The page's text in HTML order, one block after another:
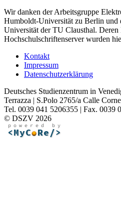
Wir danken der Arbeitsgruppe
Humboldt-Universität zu Berlin und
Universität der TU Clausthal.
Hochschulschriftenserver wurden
Kontakt
Impressum
Datenschutzerklärung
Deutsches Studienzentrum in
Terrazza | S.Polo 2765/a Calle
Tel. 0039 041 5206355 | Fax. 0039
© DSZV 2026